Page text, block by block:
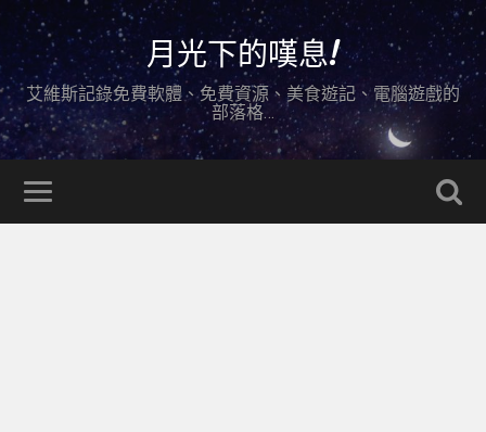
月光下的嘆息!
艾維斯記錄免費軟體、免費資源、美食遊記、電腦遊戲的
部落格…